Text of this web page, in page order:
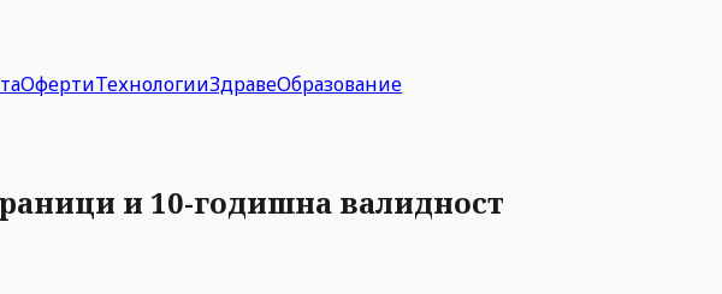
ОфертиТехнологииЗдравеОбразование
и 10-годишна валидност